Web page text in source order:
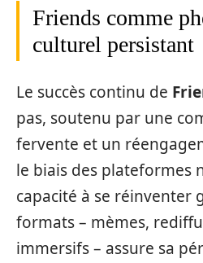
Friends comme
culturel persistant
Le succès continu de
pas, soutenu par une
fervente et un
le biais des plateformes
capacité à se réinventer
formats – mèmes,
immersifs – assure sa